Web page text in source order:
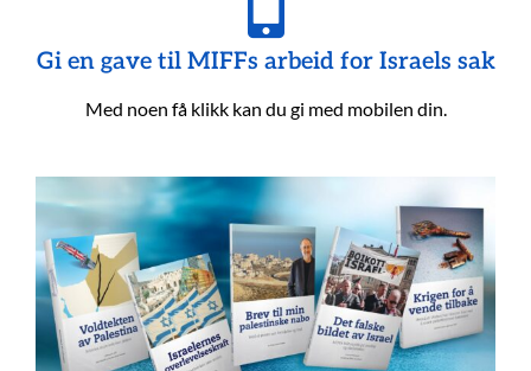
Gi en gave til MIFFs arbeid for Israels sak
Med noen få klikk kan du gi med mobilen din.